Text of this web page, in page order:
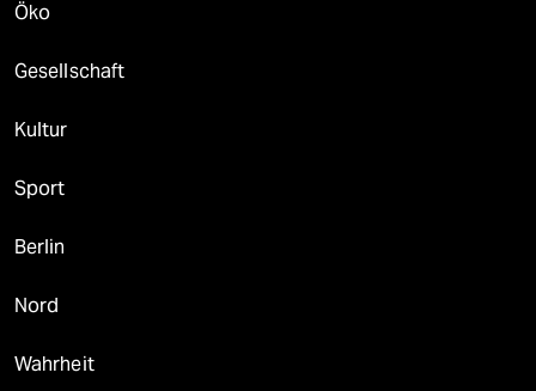
Öko
Gesellschaft
Kultur
Sport
Berlin
Nord
Wahrheit